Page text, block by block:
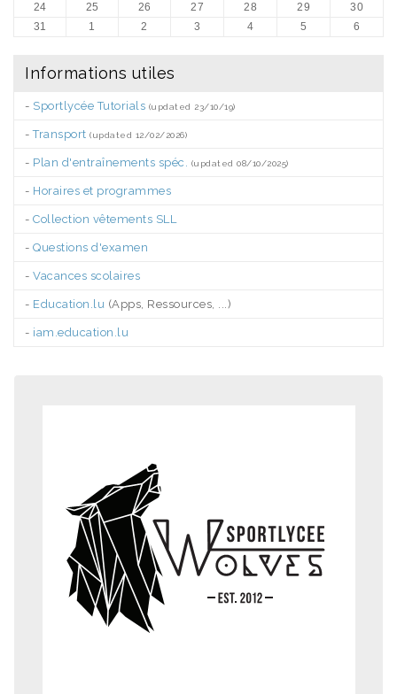
24
25 26 27 28 29
30
31
1 2 3 4 5 6
Informations utiles
- Sportlycée Tutorials (updated 23/10/19)
-Transport (updated 12/02/2026)
- Plan d'entraînements spéc. (updated 08/10/2025)
- Horaires et programmes
- Collection vêtements SLL
- Questions d'examen
- Vacances scolaires
- Education.lu (Apps, Ressources, ...)
- iam.education.lu